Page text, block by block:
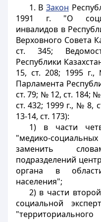
1. В Закон
1991 г. "О
инвалидов в
Верховного Совета
ст. 345;
Республики
15, ст. 208; 1995
Парламента
ст. 79; № 12, ст. 184;
ст. 432; 1999 г., № 8,
13-14, ст. 173):
1) в части
"медико-
заменить
подразделений
органа в
населения";
2) в части
социальной